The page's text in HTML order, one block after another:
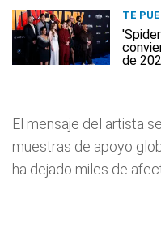
TE
de
El mensaje del artista
muestras de apoyo
ha dejado miles de